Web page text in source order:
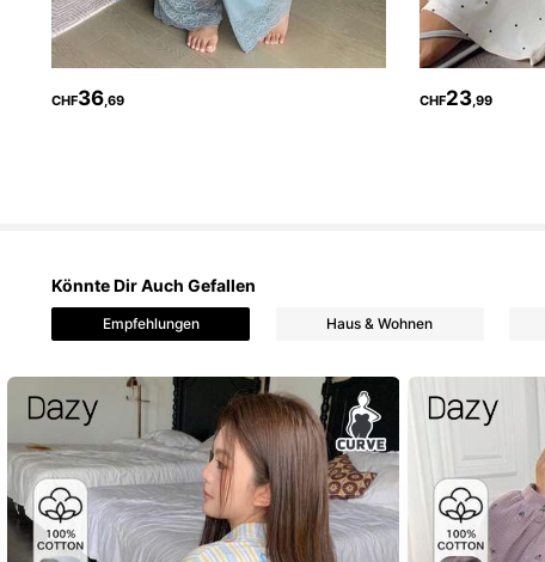
4,80
400K Follower
CHF36 ,69 CHF23 ,99
Könnte Dir Auch Gefallen
Empfehlungen Haus & Wohnen